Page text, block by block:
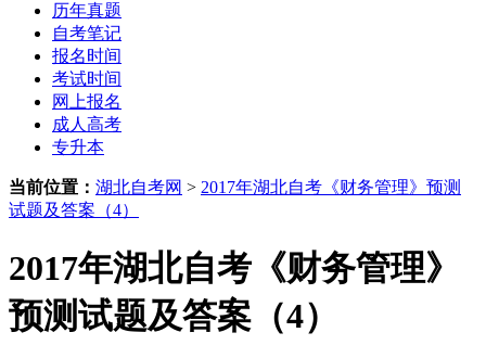
历年真题
自考笔记
报名时间
考试时间
网上报名
成人高考
专升本
当前位置： 湖北自考网 > 2017年湖北自考《财务管理》预测
试题及答案（4）
2017年湖北自考《财务管理》
预测试题及答案（4）